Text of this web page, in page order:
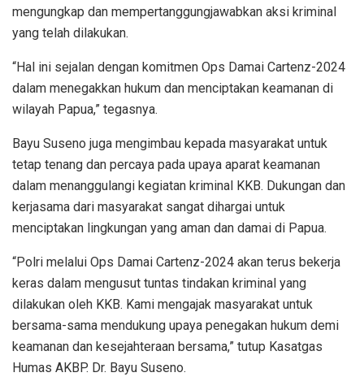
mengungkap dan mempertanggungjawabkan aksi kriminal
yang telah dilakukan.
“Hal ini sejalan dengan komitmen Ops Damai Cartenz-2024
dalam menegakkan hukum dan menciptakan keamanan di
wilayah Papua,” tegasnya.
Bayu Suseno juga mengimbau kepada masyarakat untuk
tetap tenang dan percaya pada upaya aparat keamanan
dalam menanggulangi kegiatan kriminal KKB. Dukungan dan
kerjasama dari masyarakat sangat dihargai untuk
menciptakan lingkungan yang aman dan damai di Papua.
“Polri melalui Ops Damai Cartenz-2024 akan terus bekerja
keras dalam mengusut tuntas tindakan kriminal yang
dilakukan oleh KKB. Kami mengajak masyarakat untuk
bersama-sama mendukung upaya penegakan hukum demi
keamanan dan kesejahteraan bersama,” tutup Kasatgas
Humas AKBP. Dr. Bayu Suseno.